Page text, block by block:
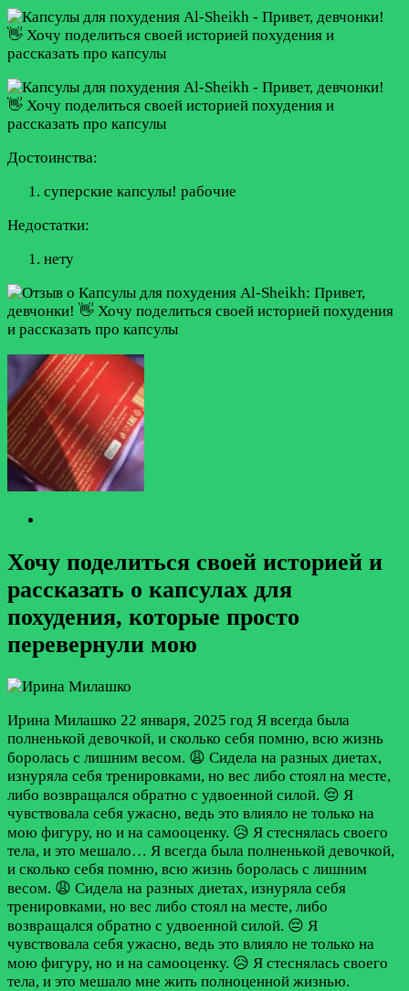
Достоинства:
суперские капсулы! рабочие
Недостатки:
нету
Хочу поделиться своей историей и
рассказать о капсулах для
похудения, которые просто
перевернули мою
Ирина Милашко 22 января, 2025 год Я всегда была
полненькой девочкой, и сколько себя помню, всю жизнь
боролась с лишним весом. 😩 Сидела на разных диетах,
изнуряла себя тренировками, но вес либо стоял на месте,
либо возвращался обратно с удвоенной силой. 😔 Я
чувствовала себя ужасно, ведь это влияло не только на
мою фигуру, но и на самооценку. 😥 Я стеснялась своего
тела, и это мешало… Я всегда была полненькой девочкой,
и сколько себя помню, всю жизнь боролась с лишним
весом. 😩 Сидела на разных диетах, изнуряла себя
тренировками, но вес либо стоял на месте, либо
возвращался обратно с удвоенной силой. 😔 Я
чувствовала себя ужасно, ведь это влияло не только на
мою фигуру, но и на самооценку. 😥 Я стеснялась своего
тела, и это мешало мне жить полноценной жизнью.